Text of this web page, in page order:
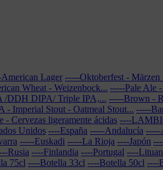
Lager -----Oktoberfest - Märzen
Wheat - Weizenbock... -----Pale Ale
/DDH DIPA/ Triple IPA,... -----Brown -
- Imperial Stout - Oatmeal Stout... -----
Cervezas ligeramente ácidas ----
Unidos ----España -----Andalucía -----
-----Euskadi -----La Rioja ----Japón
Rusia ----Finlandia ----Portugal ----
75cl ----Botella 33cl ----Botella 50cl ----